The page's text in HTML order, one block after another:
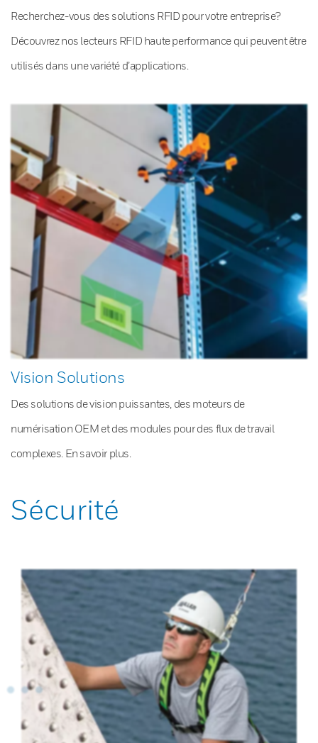
Recherchez-vous des solutions RFID pour votre entreprise?
Découvrez nos lecteurs RFID haute performance qui peuvent être
utilisés dans une variété d’applications.
Vision Solutions
Des solutions de vision puissantes, des moteurs de
numérisation OEM et des modules pour des flux de travail
complexes. En savoir plus.
Sécurité